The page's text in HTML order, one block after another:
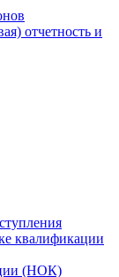
отчетность и
квалификации
(НОК)